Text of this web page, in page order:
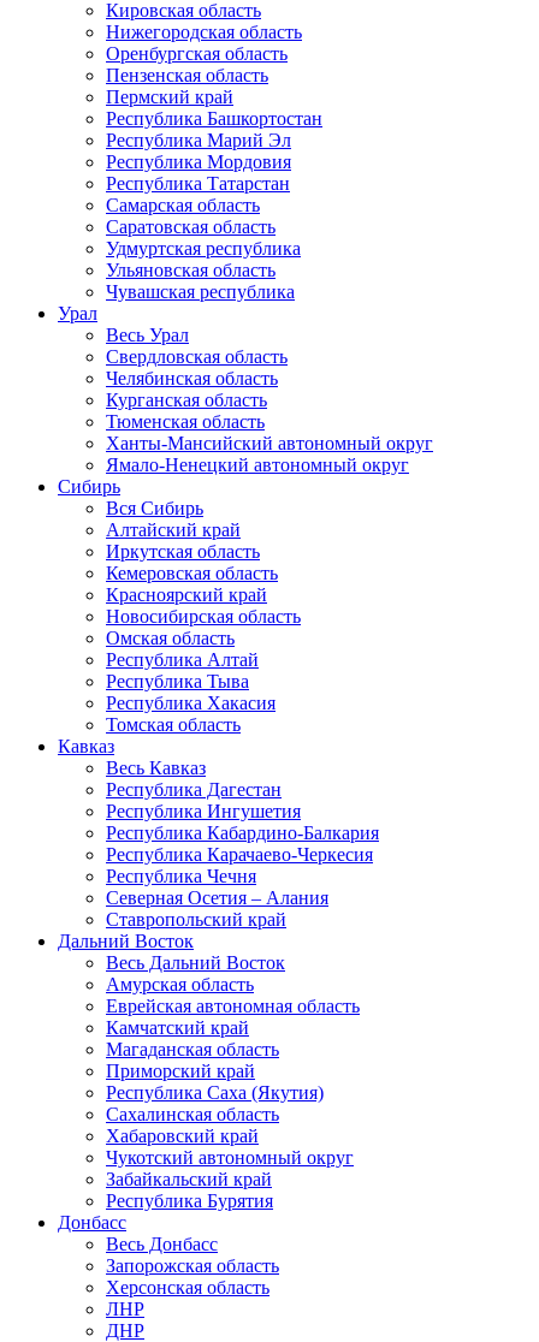
Кировская область
Нижегородская область
Оренбургская область
Пензенская область
Пермский край
Республика Башкортостан
Республика Марий Эл
Республика Мордовия
Республика Татарстан
Самарская область
Саратовская область
Удмуртская республика
Ульяновская область
Чувашская республика
Урал
Весь Урал
Свердловская область
Челябинская область
Курганская область
Тюменская область
Ханты-Мансийский автономный округ
Ямало-Ненецкий автономный округ
Сибирь
Вся Сибирь
Алтайский край
Иркутская область
Кемеровская область
Красноярский край
Новосибирская область
Омская область
Республика Алтай
Республика Тыва
Республика Хакасия
Томская область
Кавказ
Весь Кавказ
Республика Дагестан
Республика Ингушетия
Республика Кабардино-Балкария
Республика Карачаево-Черкесия
Республика Чечня
Северная Осетия – Алания
Ставропольский край
Дальний Восток
Весь Дальний Восток
Амурская область
Еврейская автономная область
Камчатский край
Магаданская область
Приморский край
Республика Саха (Якутия)
Сахалинская область
Хабаровский край
Чукотский автономный округ
Забайкальский край
Республика Бурятия
Донбасс
Весь Донбасс
Запорожская область
Херсонская область
ЛНР
ДНР